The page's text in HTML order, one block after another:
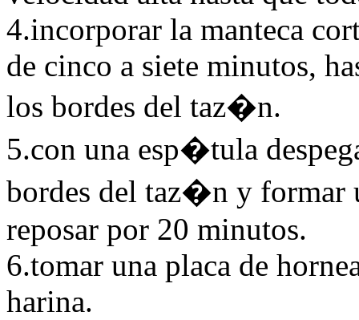
4.incorporar la manteca
de cinco a siete minutos,
los bordes del taz�n.
5.con una esp�tula
bordes del taz�n y formar
reposar por 20 minutos.
6.tomar una placa de
harina.